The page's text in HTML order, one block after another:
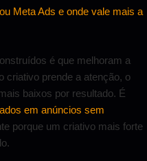
Meta Ads e onde vale mais a
é que melhoram a
criativo prende a atenção, o
baixos por resultado. É
em anúncios sem
porque um criativo mais forte